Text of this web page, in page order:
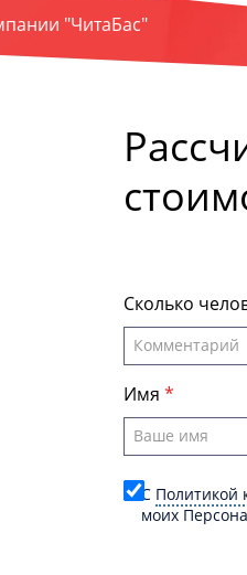
"ЧитаБас"
Сколько
Имя
C Политикой
моих